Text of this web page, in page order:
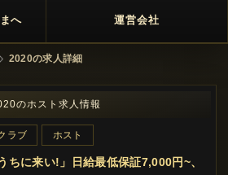
へ 運営会社
2020の求人詳細
のホスト求人情報
ラブ ホスト
ちに来い!」日給最低保証7,000円~、